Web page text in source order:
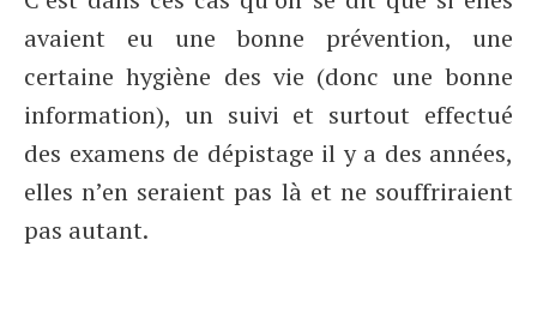
avaient eu une bonne prévention, une
certaine hygiène des vie (donc une bonne
information), un suivi et surtout effectué
des examens de dépistage il y a des années,
elles n’en seraient pas là et ne souffriraient
pas autant.